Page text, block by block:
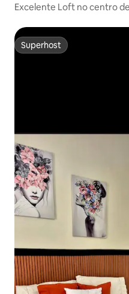
Excelente Loft no
Superhost
Superhost